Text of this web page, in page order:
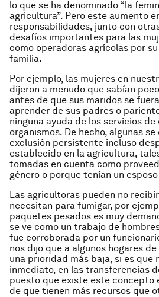
lo que se ha denominado “la
agricultura”. Pero este aumento
responsabilidades, junto con
desafíos importantes para las
como operadoras agrícolas por
familia.
Por ejemplo, las mujeres en
dijeron a menudo que sabían
antes de que sus maridos se
aprender de sus padres o
ninguna ayuda de los servicios
organismos. De hecho, algunas
exclusión persistente incluso
establecido en la agricultura,
tomadas en cuenta como
género o porque tenían un
Las agricultoras pueden no
necesitan para fumigar, por
paquetes pesados es muy
se ve como un trabajo de
fue corroborada por un
nos dijo que a algunos hogares
una prioridad más baja, si es que
inmediato, en las transferencias
puesto que existe este concepto
de que tienen más recursos que